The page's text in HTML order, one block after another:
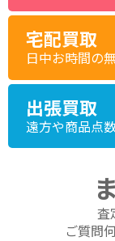
宅配買取
日中お時間の
出張買取
遠方や商品点
査
ご質問